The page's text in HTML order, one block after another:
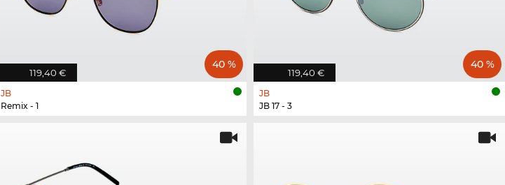
119,40 €
40 %
JB
Remix - 1
119,40 €
40 %
JB
JB 17 - 3